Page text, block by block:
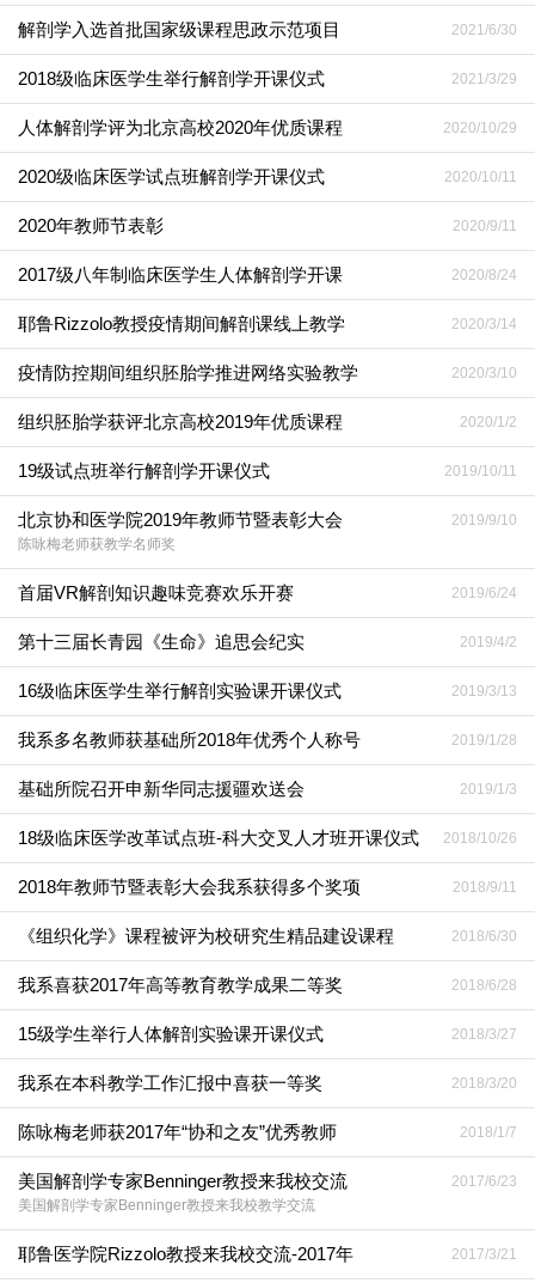
2021/6/30
解剖学入选首批国家级课程思政示范项目
2021/3/29
2018级临床医学生举行解剖学开课仪式
2020/10/29
人体解剖学评为北京高校2020年优质课程
2020/10/11
2020级临床医学试点班解剖学开课仪式
2020/9/11
2020年教师节表彰
2020/8/24
2017级八年制临床医学生人体解剖学开课
2020/3/14
耶鲁Rizzolo教授疫情期间解剖课线上教学
2020/3/10
疫情防控期间组织胚胎学推进网络实验教学
2020/1/2
组织胚胎学获评北京高校2019年优质课程
2019/10/11
19级试点班举行解剖学开课仪式
2019/9/10
北京协和医学院2019年教师节暨表彰大会
陈咏梅老师获教学名师奖
2019/6/24
首届VR解剖知识趣味竞赛欢乐开赛
2019/4/2
第十三届长青园《生命》追思会纪实
2019/3/13
16级临床医学生举行解剖实验课开课仪式
2019/1/28
我系多名教师获基础所2018年优秀个人称号
2019/1/3
基础所院召开申新华同志援疆欢送会
2018/10/26
18级临床医学改革试点班-科大交叉人才班开课仪式
2018/9/11
2018年教师节暨表彰大会我系获得多个奖项
2018/6/30
《组织化学》课程被评为校研究生精品建设课程
2018/6/28
我系喜获2017年高等教育教学成果二等奖
2018/3/27
15级学生举行人体解剖实验课开课仪式
2018/3/20
我系在本科教学工作汇报中喜获一等奖
2018/1/7
陈咏梅老师获2017年“协和之友”优秀教师
2017/6/23
美国解剖学专家Benninger教授来我校交流
美国解剖学专家Benninger教授来我校教学交流
2017/3/21
耶鲁医学院Rizzolo教授来我校交流-2017年